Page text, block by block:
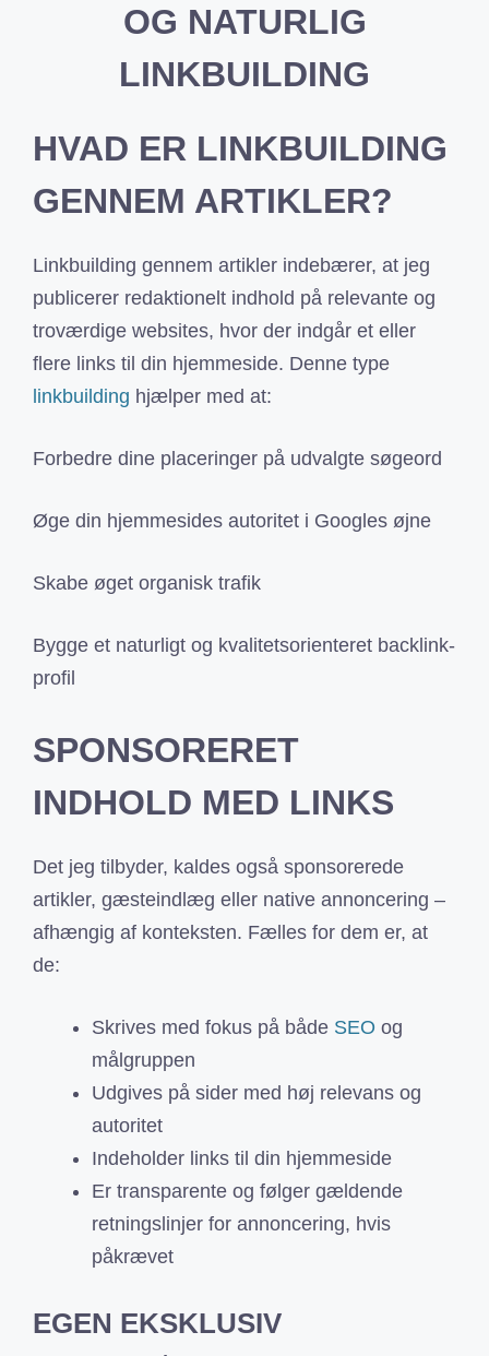
OG NATURLIG
LINKBUILDING
HVAD ER LINKBUILDING
GENNEM ARTIKLER?
Linkbuilding gennem artikler indebærer, at jeg
publicerer redaktionelt indhold på relevante og
troværdige websites, hvor der indgår et eller
flere links til din hjemmeside. Denne type
linkbuilding hjælper med at:
Forbedre dine placeringer på udvalgte søgeord
Øge din hjemmesides autoritet i Googles øjne
Skabe øget organisk trafik
Bygge et naturligt og kvalitetsorienteret backlink-
profil
SPONSORERET
INDHOLD MED LINKS
Det jeg tilbyder, kaldes også sponsorerede
artikler, gæsteindlæg eller native annoncering –
afhængig af konteksten. Fælles for dem er, at
de:
Skrives med fokus på både SEO og
målgruppen
Udgives på sider med høj relevans og
autoritet
Indeholder links til din hjemmeside
Er transparente og følger gældende
retningslinjer for annoncering, hvis
påkrævet
EGEN EKSKLUSIV